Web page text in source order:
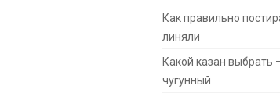
Как правильно
линяли
Какой казан
чугунный